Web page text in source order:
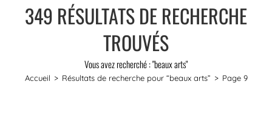
349 RÉSULTATS DE RECHERCHE
TROUVÉS
Vous avez recherché : "beaux arts"
Accueil > Résultats de recherche pour“beaux arts” > Page 9